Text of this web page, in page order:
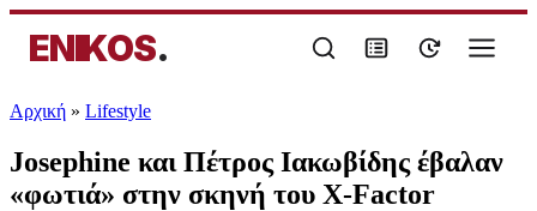
ENIKOS.
Αρχική » Lifestyle
Josephine και Πέτρος Ιακωβίδης έβαλαν
«φωτιά» στην σκηνή του X-Factor